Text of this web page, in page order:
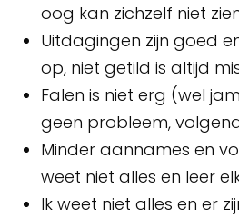
oog kan zichzelf niet
Uitdagingen zijn goed
op, niet getild is altijd
Falen is niet erg (wel
geen probleem,
Minder aannames en
weet niet alles en leer
Ik weet niet alles en er